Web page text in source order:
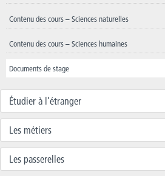
Contenu des cours – Sciences naturelles
Contenu des cours – Sciences humaines
Documents de stage
Étudier à l’étranger
Les métiers
Les passerelles